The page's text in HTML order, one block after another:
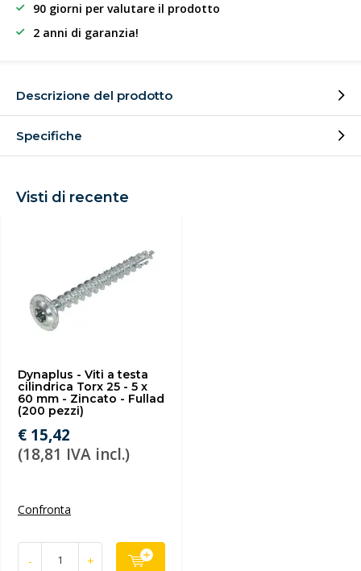
90 giorni per valutare il prodotto
2 anni di garanzia!
Descrizione del prodotto
Specifiche
Visti di recente
Dynaplus - Viti a testa
cilindrica Torx 25 - 5 x
60 mm - Zincato - Fullad
(200 pezzi)
€ 15,42
(18,81 IVA incl.)
Confronta
- +